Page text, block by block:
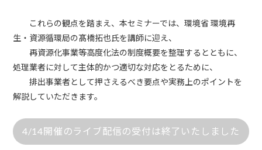
これらの観点を踏まえ、本セミナーでは、環境省 環境再
生・資源循環局の髙橋拓也氏を講師に迎え、
再資源化事業等高度化法の制度概要を整理するとともに、
処理業者に対して主体的かつ適切な対応をとるために、
排出事業者として押さえるべき要点や実務上のポイントを
解説していただきます。
4/14開催のライブ配信の受付は終了いたしました